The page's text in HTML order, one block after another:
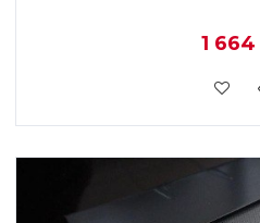
1 664